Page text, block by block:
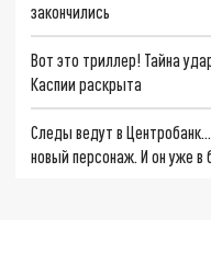
закончились
Вот это триллер! Тайна
Каспии раскрыта
Следы ведут в
новый персонаж. И он уже в